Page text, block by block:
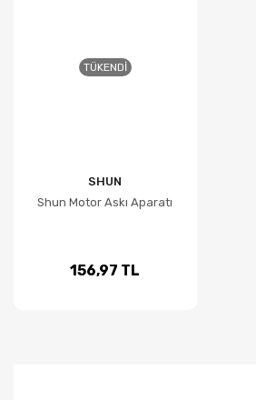
TÜKENDI
SHUN
Shun Motor Askı Aparatı
156,97 TL